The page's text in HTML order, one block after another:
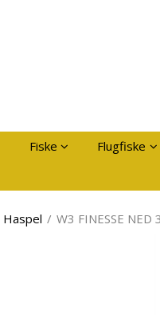
Fiske Flugfiske
Haspel / W3 FINESSE